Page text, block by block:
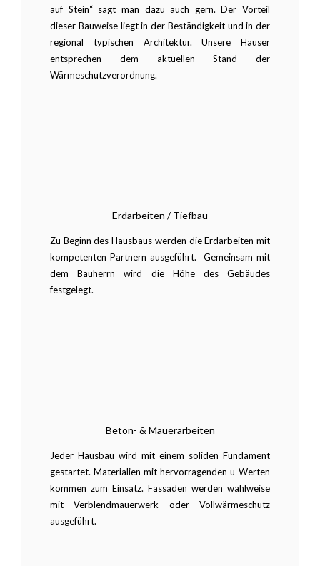
auf Stein“ sagt man dazu auch gern. Der Vorteil
dieser Bauweise liegt in der Beständigkeit und in der
regional typischen Architektur. Unsere Häuser
entsprechen dem aktuellen Stand der
Wärmeschutzverordnung.
Erdarbeiten / Tiefbau
Zu Beginn des Hausbaus werden die Erdarbeiten mit
kompetenten Partnern ausgeführt. Gemeinsam mit
dem Bauherrn wird die Höhe des Gebäudes
festgelegt.
Beton- & Mauerarbeiten
Jeder Hausbau wird mit einem soliden Fundament
gestartet. Materialien mit hervorragenden u-Werten
kommen zum Einsatz. Fassaden werden wahlweise
mit Verblendmauerwerk oder Vollwärmeschutz
ausgeführt.